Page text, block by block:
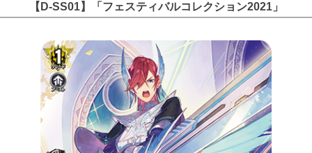
【D-SS01】「フェスティバルコレクション2021」